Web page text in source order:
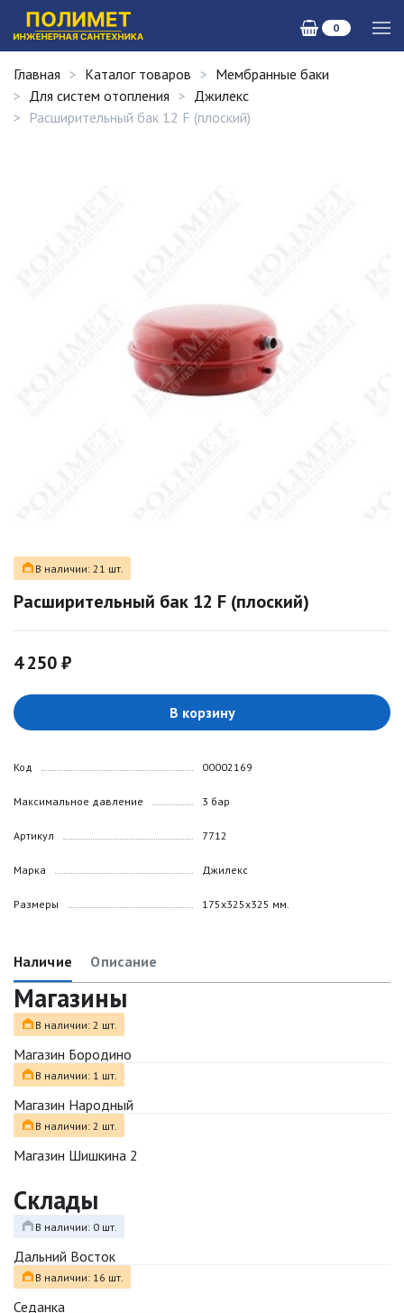
0
Главная Каталог товаров
Мембранные баки
Для систем отопления
Джилекс
Расширительный бак 12 F (плоский)
В наличии: 21 шт.
Расширительный бак 12 F (плоский)
4 250 ₽
В корзину
Код
Максимальное давление
Артикул
Марка
Размеры
00002169
3 бар
7712
Джилекс
175х325х325 мм.
Наличие Описание
Магазины
В наличии: 2 шт.
Магазин Бородино
В наличии: 1 шт.
Магазин Народный
В наличии: 2 шт.
Магазин Шишкина 2
Склады
В наличии: 0 шт.
Дальний Восток
В наличии: 16 шт.
Седанка